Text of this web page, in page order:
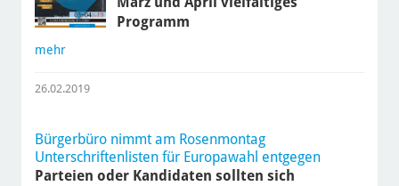
Programm
mehr
26.02.2019
Bürgerbüro nimmt am Rosenmontag
Unterschriftenlisten für Europawahl entgegen
Parteien oder Kandidaten sollten sich